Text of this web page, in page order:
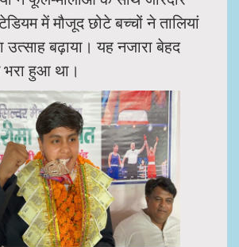
में मौजूद छोटे बच्चों ने तालियां
उत्साह बढ़ाया। यह नजारा बेहद
हुआ था।